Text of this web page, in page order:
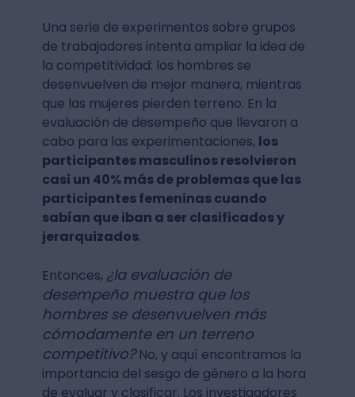
Una serie de experimentos sobre grupos
de trabajadores intenta ampliar la idea de
la competitividad: los hombres se
desenvuelven de mejor manera, mientras
que las mujeres pierden terreno. En la
evaluación de desempeño que llevaron a
cabo para las experimentaciones, los
participantes masculinos resolvieron
casi un 40% más de problemas que las
participantes femeninas cuando
sabían que iban a ser clasificados y
jerarquizados.
Entonces, ¿la evaluación de
desempeño muestra que los
hombres se desenvuelven más
cómodamente en un terreno
competitivo?No, y aquí encontramos la
importancia del sesgo de género a la hora
de evaluar y clasificar. Los investigadores